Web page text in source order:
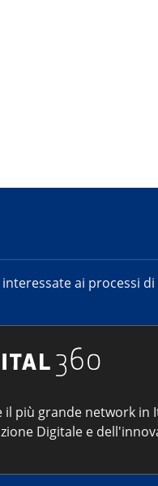
ai processi
il più grande network in
Digitale e